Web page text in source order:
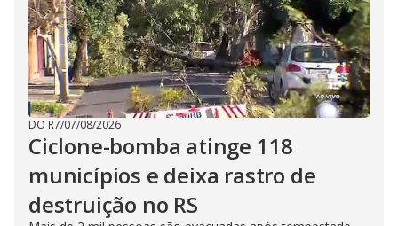
DO R7/07/08/2026
Ciclone-bomba atinge 118
municípios e deixa rastro de
destruição no RS